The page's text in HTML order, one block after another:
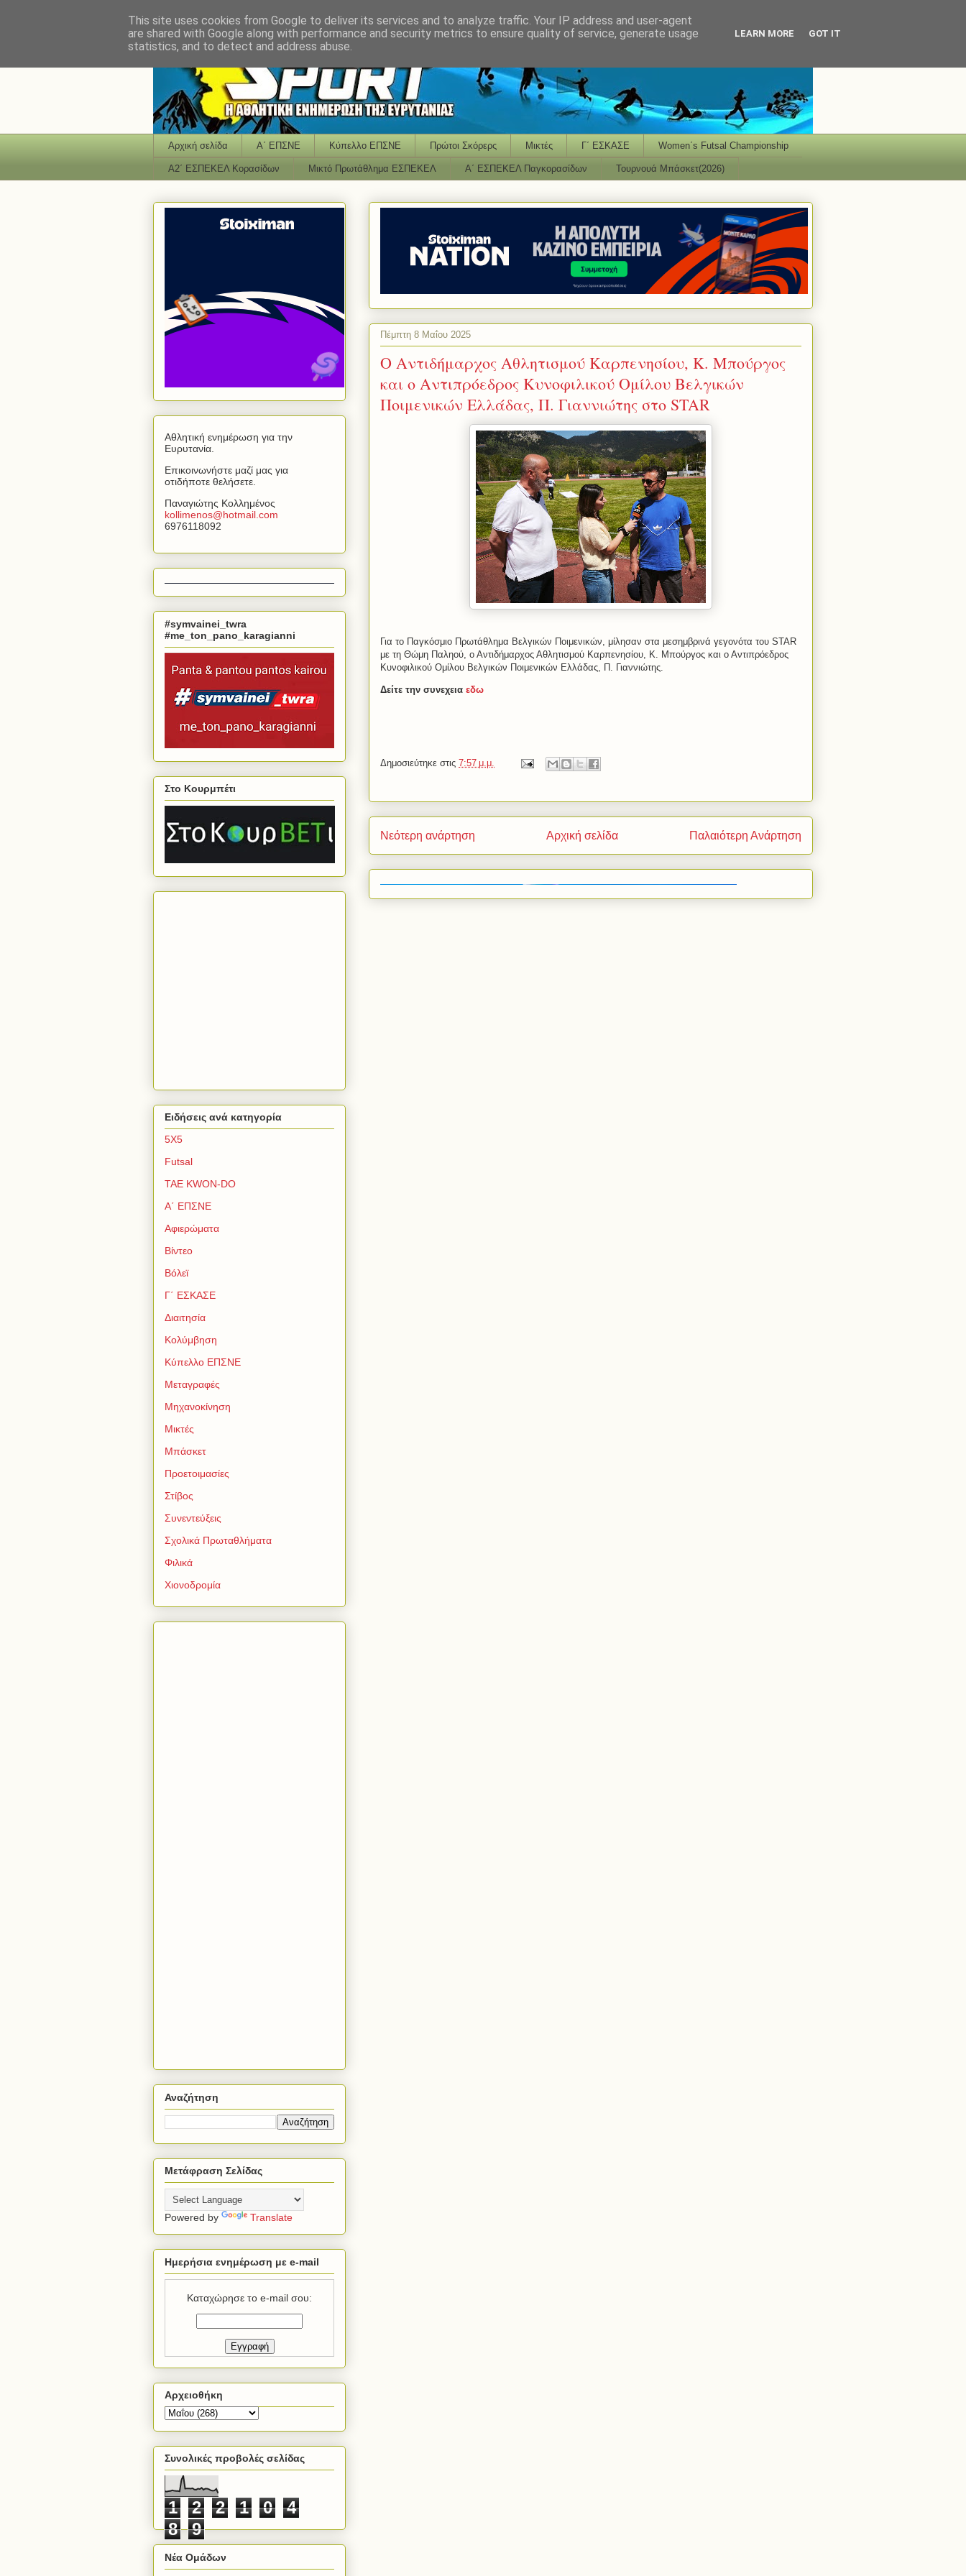
Αρχική σελίδα Α΄ ΕΠΣΝΕ Κύπελλο ΕΠΣΝΕ Πρώτοι Σκόρερς Μικτές Γ΄ ΕΣΚΑΣΕ Women΄s Futsal Championship
Α2΄ ΕΣΠΕΚΕΛ Κορασίδων Μικτό Πρωτάθλημα ΕΣΠΕΚΕΛ Α΄ ΕΣΠΕΚΕΛ Παγκορασίδων Τουρνουά Μπάσκετ(2026)
Πέμπτη 8 Μαΐου 2025
Ο Αντιδήμαρχος Αθλητισμού Καρπενησίου, Κ. Μπούργος
και ο Αντιπρόεδρος Κυνοφιλικού Ομίλου Βελγικών
Ποιμενικών Ελλάδας, Π. Γιαννιώτης στο STAR
Για το Παγκόσμιο Πρωτάθλημα Βελγικών Ποιμενικών, μίλησαν στα μεσημβρινά γεγονότα του STAR
με τη Θώμη Παληού, ο Αντιδήμαρχος Αθλητισμού Καρπενησίου, Κ. Μπούργος και ο Αντιπρόεδρος
Κυνοφιλικού Ομίλου Βελγικών Ποιμενικών Ελλάδας, Π. Γιαννιώτης.
Δείτε την συνεχεια εδω
Δημοσιεύτηκε στις 7:57 μ.μ.
Νεότερη ανάρτηση Παλαιότερη Ανάρτηση
Αρχική σελίδα
Αθλητική ενημέρωση για την
Ευρυτανία.
Επικοινωνήστε μαζί μας για
οτιδήποτε θελήσετε.
Παναγιώτης Κολλημένος
kollimenos@hotmail com
6976118092
#symvainei_twra
#me_ton_pano_karagianni
Στο Κουρμπέτι
Ειδήσεις ανά κατηγορία
5Χ5
Futsal
TAE KWON-DO
Α΄ ΕΠΣΝΕ
Αφιερώματα
Βίντεο
Βόλεϊ
Γ΄ ΕΣΚΑΣΕ
Διαιτησία
Κολύμβηση
Κύπελλο ΕΠΣΝΕ
Μεταγραφές
Μηχανοκίνηση
Μικτές
Μπάσκετ
Προετοιμασίες
Στίβος
Συνεντεύξεις
Σχολικά Πρωταθλήματα
Φιλικά
Χιονοδρομία
Αναζήτηση
Μετάφραση Σελίδας
Powered by Translate
Ημερήσια ενημέρωση με e-mail
Καταχώρησε το e-mail σου:
Αρχειοθήκη
Συνολικές προβολές σελίδας
1 2 2 1 0
4
8
9
Νέα Ομάδων
This site uses cookies from Google to deliver its services and to analyze traffic. Your IP address and user-agent
are shared with Google along with performance and security metrics to ensure quality of service, generate usage
statistics, and to detect and address abuse.
LEARN MORE GOT IT